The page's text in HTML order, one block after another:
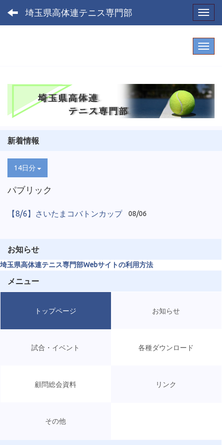
埼玉県高体連テニス専門部
新着情報
14日分
パブリック
【8/6】さいたまコバトンカップ 08/06
お知らせ
埼玉県高体連テニス専門部Webサイトの利用方法
メニュー
トップページ お知らせ
試合・イベント 各種ダウンロード
顧問総会資料 リンク
その他